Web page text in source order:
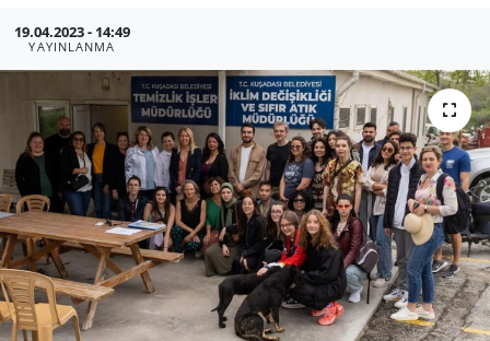
19.04.2023 - 14:49
YAYINLANMA
KÜLTÜR SANAT
MAGAZİN
POLİTİKA
RESMİ İLANLAR
SAĞLIK